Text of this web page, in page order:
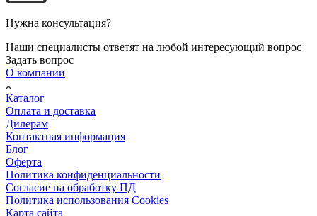
Нужна консультация?
Наши специалисты ответят на любой интересующий вопрос
Задать вопрос
О компании
Каталог
Оплата и доставка
Дилерам
Контактная информация
Блог
Оферта
Политика конфиденциальности
Согласие на обработку ПД
Политика использования Cookies
Карта сайта